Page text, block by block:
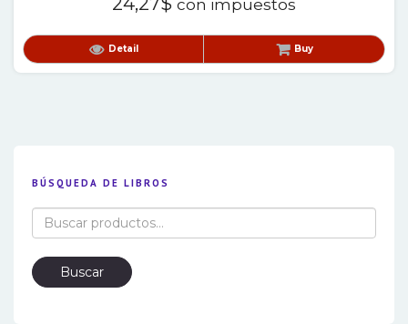
con impuestos
Detail Buy
BÚSQUEDA DE LIBROS
Buscar
por:
Buscar